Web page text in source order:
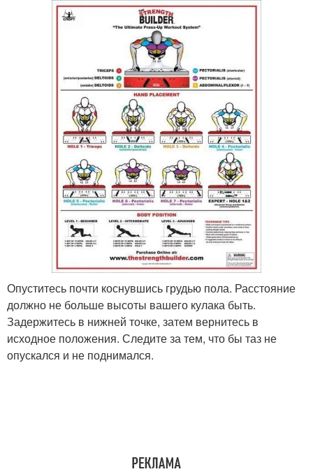
Опуститесь почти коснувшись грудью пола. Расстояние
должно не больше высоты вашего кулака быть.
Задержитесь в нижней точке, затем вернитесь в
исходное положения. Следите за тем, что бы таз не
опускался и не поднимался.